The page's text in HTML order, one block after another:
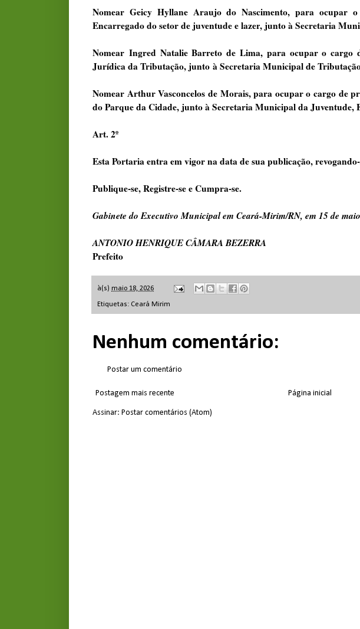
Nomear Geicy Hyllane Araujo do Nascimento, para ocupar o
Encarregado do setor de juventude e lazer, juntoàSecretaria
Nomear Ingred Natalie Barreto de Lima, para ocupar o cargo
Jurídica da Tributação, junto à Secretaria Municipal de
Nomear Arthur Vasconcelos de Morais, para ocupar o cargo de
do Parque da Cidade, junto à Secretaria Municipal da Juventude,
Art. 2º
Esta Portaria entra em vigor na data de sua publicação,
Publique-se, Registre-se e Cumpra-se.
Gabinete do Executivo Municipal em Ceará-Mirim/RN, em 15 de
ANTONIO HENRIQUE CÂMARA BEZERRA
Prefeito
à(s) maio 18, 2026
Etiquetas: Ceará Mirim
Nenhum comentário:
Postar um comentário
Postagem mais recente Página inicial
Assinar: Postar comentários (Atom)